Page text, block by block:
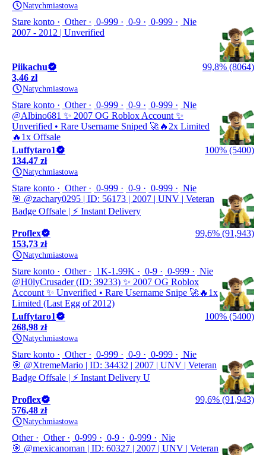
Natychmiastowa
Stare konto Other 0-999 0-9 0-999
Nie
2007 - 2012 | Unverified
Piikachu
99,8% (8064)
3,46 zł
Natychmiastowa
Stare konto Other 0-999 0-9 0-999
Nie
@Albino681 ✨ 2007 OG Roblox Account ✨
Unverified • Rare Username Sniped 🚀🔥2x Limited
🔥1x Offsale
Luffytaro1
100% (5400)
134,47 zł
Natychmiastowa
Stare konto Other 0-999 0-9 0-999
Nie
🎯 @zachary0295 | ID: 56173 | 2007 | UNV | Veteran
Badge Offsale | ⚡ Instant Delivery
Proflex
99,6% (91,943)
153,73 zł
Natychmiastowa
Stare konto Other 1K-1.99K 0-9 0-999
Nie
@H0lyCrusader (ID: 39233) ✨ 2007 OG Roblox
Account ✨ Unverified • Rare Username Snipe 🚀🔥1x
Limited (Last Egg of 2012)
Luffytaro1
100% (5400)
268,98 zł
Natychmiastowa
Stare konto Other 0-999 0-9 0-999
Nie
🎯 @XtremeMario | ID: 34432 | 2007 | UNV | Veteran
Badge Offsale | ⚡ Instant Delivery U
Proflex
99,6% (91,943)
576,48 zł
Natychmiastowa
Other Other 0-999 0-9 0-999
Nie
🎯 @mexicanoman | ID: 60327 | 2007 | UNV | Veteran